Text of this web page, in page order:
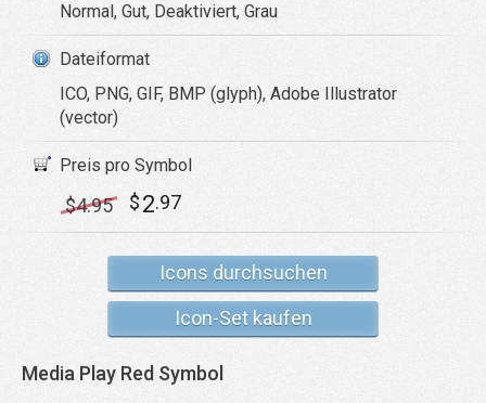
Normal, Gut, Deaktiviert, Grau
Dateiformat
ICO, PNG, GIF, BMP (glyph), Adobe Illustrator
(vector)
Preis pro Symbol
$4.95 $2.97
Icons durchsuchen
Icon-Set kaufen
Media Play Red Symbol